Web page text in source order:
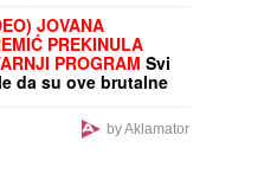
smo jedno
JOVANA
PREKINULA
PROGRAM Svi
da su ove brutalne
sam donela samo
by Aklamator